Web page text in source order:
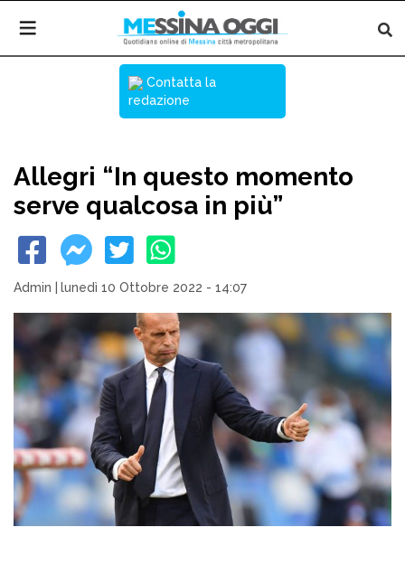
Contatta la
redazione
Allegri “In questo momento
serve qualcosa in più”
Admin lunedì 10 Ottobre 2022 - 14:07